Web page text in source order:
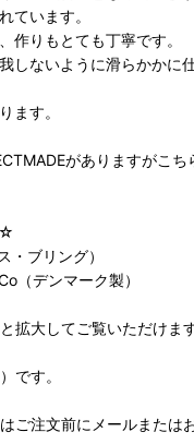
ています。
作りもとても丁寧です。
しないように滑らかかに
ます。
がありますがこ
ブリング）
（デンマーク製）
大してご覧いただけます
です。
注文前にメールまたは